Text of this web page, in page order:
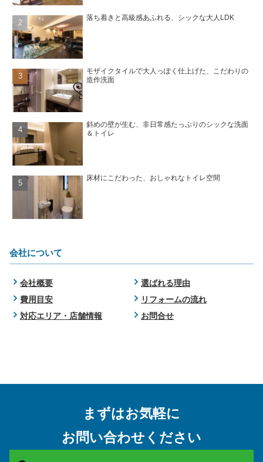
落ち着きと高級感あふれる、シックな大人LDK
モザイクタイルで大人っぽく仕上げた、こだわりの
造作洗面
斜めの壁が生む、非日常感たっぷりのシックな洗面
＆トイレ
床材にこだわった、おしゃれなトイレ空間
会社について
会社概要
選ばれる理由
費用目安
リフォームの流れ
対応エリア・店舗情報
お問合せ
まずはお気軽に
お問い合わせください